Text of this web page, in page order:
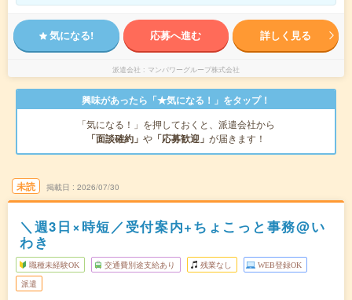
気になる! 応募へ進む 詳しく見る
派遣会社 マンパワーグループ株式会社
興味があったら「★気になる！」をタップ！
「気になる！」を押しておくと、派遣会社から
「面談確約」 や 「応募歓迎」 が届きます！
未読 掲載日 2026/07/30
＼週3日×時短／受付案内+ちょこっと事務@い
わき
職種未経験OK 交通費別途支給あり 残業なし WEB登録OK
派遣